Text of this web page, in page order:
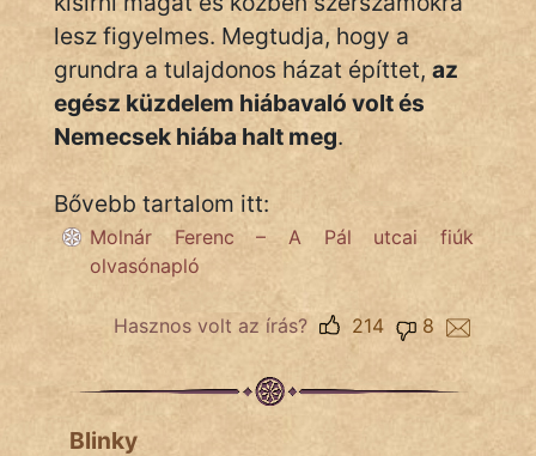
lesz figyelmes. Megtudja, hogy a
grundra a tulajdonos házat építtet, az
egész küzdelem hiábavaló volt és
Nemecsek hiába halt meg.
Bővebb tartalom itt:
Molnár Ferenc – A Pál utcai fiúk
olvasónapló
Hasznos volt az írás? 8
214
Blinky